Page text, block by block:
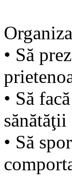
• Să
• Să
• Să